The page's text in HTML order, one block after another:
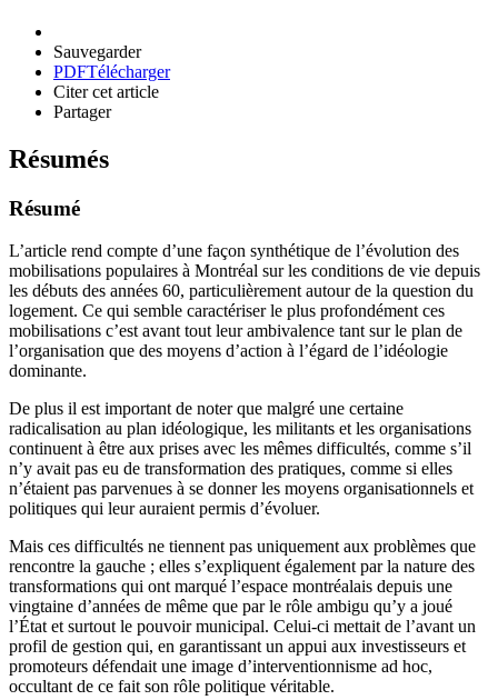
Sauvegarder
PDFTélécharger
Citer cet article
Partager
Résumés
Résumé
L’article rend compte d’une façon synthétique de l’évolution des
mobilisations populaires à Montréal sur les conditions de vie depuis
les débuts des années 60, particulièrement autour de la question du
logement. Ce qui semble caractériser le plus profondément ces
mobilisations c’est avant tout leur ambivalence tant sur le plan de
l’organisation que des moyens d’action à l’égard de l’idéologie
dominante.
De plus il est important de noter que malgré une certaine
radicalisation au plan idéologique, les militants et les organisations
continuent à être aux prises avec les mêmes difficultés, comme s’il
n’y avait pas eu de transformation des pratiques, comme si elles
n’étaient pas parvenues à se donner les moyens organisationnels et
politiques qui leur auraient permis d’évoluer.
Mais ces difficultés ne tiennent pas uniquement aux problèmes que
rencontre la gauche ; elles s’expliquent également par la nature des
transformations qui ont marqué l’espace montréalais depuis une
vingtaine d’années de même que par le rôle ambigu qu’y a joué
l’État et surtout le pouvoir municipal. Celui-ci mettait de l’avant un
profil de gestion qui, en garantissant un appui aux investisseurs et
promoteurs défendait une image d’interventionnisme ad hoc,
occultant de ce fait son rôle politique véritable.